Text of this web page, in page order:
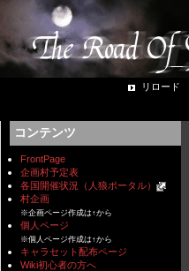
リロード
コンテンツ
FrontPage
企画村予定表
各国開催状況（人狼ポータル）
村企画
※企画ページ作成は↑から
個人ページ
※個人ページ作成は↑から
キャラセット配布ページ
Wiki初心者の方へ